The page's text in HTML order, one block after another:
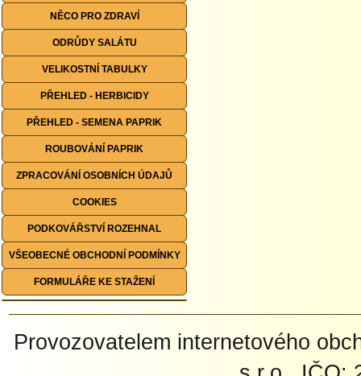
NĚCO PRO ZDRAVÍ
ODRŮDY SALÁTU
VELIKOSTNÍ TABULKY
PŘEHLED - HERBICIDY
PŘEHLED - SEMENA PAPRIK
ROUBOVÁNÍ PAPRIK
ZPRACOVÁNÍ OSOBNÍCH ÚDAJŮ
COOKIES
PODKOVÁŘSTVÍ ROZEHNAL
VŠEOBECNÉ OBCHODNÍ PODMÍNKY
FORMULÁŘE KE STAŽENÍ
Provozovatelem internetového